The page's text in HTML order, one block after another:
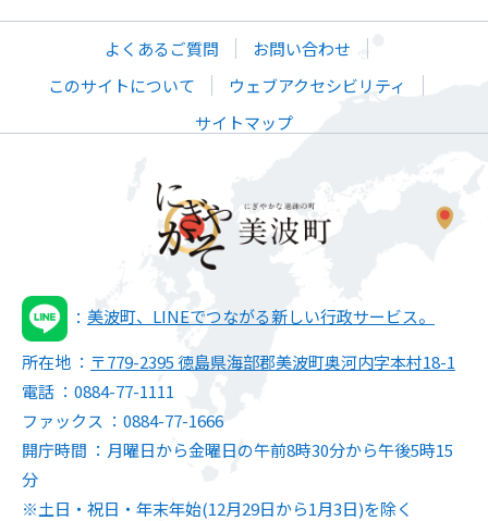
よくあるご質問
お問い合わせ
このサイトについて
ウェブアクセシビリティ
サイトマップ
美波町、LINEでつながる新しい行政サービス。
所在地
〒779-2395 徳島県海部郡美波町奥河内字本村18-1
電話
0884-77-1111
ファックス
0884-77-1666
開庁時間
月曜日から金曜日の午前8時30分から午後5時15
分
※土日・祝日・年末年始(12月29日から1月3日)を除く